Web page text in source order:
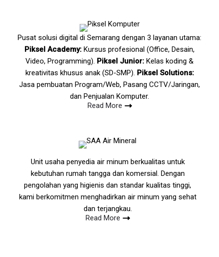
Pusat solusi digital di Semarang dengan 3 layanan utama:
Piksel Academy: Kursus profesional (Office, Desain,
Video, Programming). Piksel Junior: Kelas koding &
kreativitas khusus anak (SD-SMP). Piksel Solutions:
Jasa pembuatan Program/Web, Pasang CCTV/Jaringan,
dan Penjualan Komputer.
Read More
Unit usaha penyedia air minum berkualitas untuk
kebutuhan rumah tangga dan komersial. Dengan
pengolahan yang higienis dan standar kualitas tinggi,
kami berkomitmen menghadirkan air minum yang sehat
dan terjangkau.
Read More